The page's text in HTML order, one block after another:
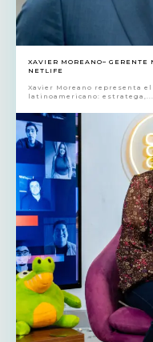
XAVIER MOREANO– GERENTE
NETLIFE
Xavier Moreano representa
latinoamericano: estratega,...